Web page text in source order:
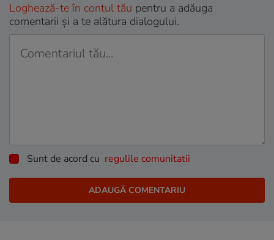
Loghează-te în contul tău pentru a adăuga
comentarii și a te alătura dialogului.
Sunt de acord cu regulile comunitatii